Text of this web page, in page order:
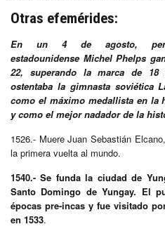
Otras efemérides:
En un 4 de agosto,
estadounidense Michel Phelps
22, superando la marca de 18
ostentaba la gimnasta soviética
como el máximo medallista en la
y como el mejor nadador de la
1526.- Muere Juan Sebastián
la primera vuelta al mundo.
1540.- Se funda la ciudad de
Santo Domingo de Yungay. El
épocas pre-incas y fue visitado
en 1533.